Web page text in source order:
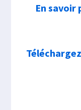
En savoir